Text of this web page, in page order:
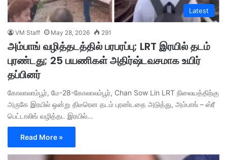
Latest
VM Staff May 28, 2026 291
அம்பாங் வழித்தடத்தில் பரபரப்பு; LRT இரயில் தடம்
புரண்டது; 25 பயணிகள் அதிர்ஷ்டவசமாக உயிர்
தப்பினர்
கோலாலாம்பூர், மே-28-கோலாலம்பூர், Chan Sow Lin LRT நிலையத்திற்கு
அருகே இரயில் ஒன்று திடீரென தடம் புரண்டதை அடுத்து, அம்பாங் – ஸ்ரீ
பெட்டாலிங் வழித்தட இரயில்…
Read More »